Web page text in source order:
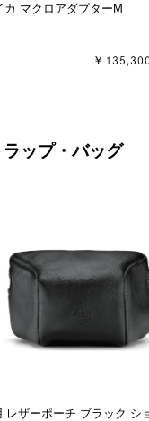
カ マクロアダプターM
￥
ップ・バッグ
レザーポーチ ブラック シ